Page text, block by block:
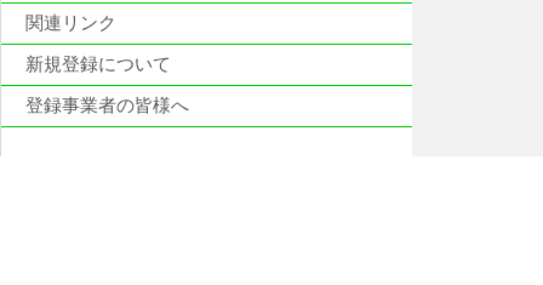
関連リンク
新規登録について
登録事業者の皆様へ